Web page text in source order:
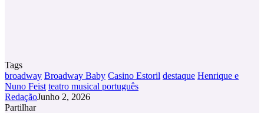
Tags
broadway Broadway Baby Casino Estoril destaque Henrique e
Nuno Feist teatro musical português
RedaçãoJunho 2, 2026
Partilhar